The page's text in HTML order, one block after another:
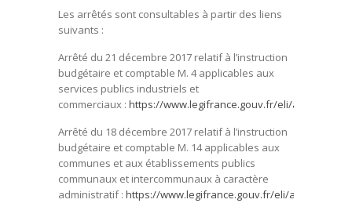
Les arrêtés sont consultables à partir des liens
suivants :
Arrêté du 21 décembre 2017 relatif à l’instruction
budgétaire et comptable M. 4 applicables aux
services publics industriels et
commerciaux : https://www.legifrance.gouv.fr/eli/arrete/
Arrêté du 18 décembre 2017 relatif à l’instruction
budgétaire et comptable M. 14 applicables aux
communes et aux établissements publics
communaux et intercommunaux à caractère
administratif : https://www.legifrance.gouv.fr/eli/arrete/2017/